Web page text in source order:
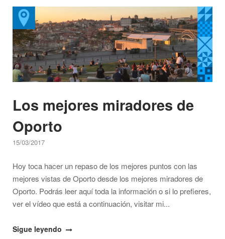
Portugués
Brasil"
Open post
Los mejores miradores de
Oporto
15/03/2017
Hoy toca hacer un repaso de los mejores puntos con las
mejores vistas de Oporto desde los mejores miradores de
Oporto. Podrás leer aquí toda la información o si lo prefieres,
ver el vídeo que está a continuación, visitar mi...
"Los
Sigue leyendo